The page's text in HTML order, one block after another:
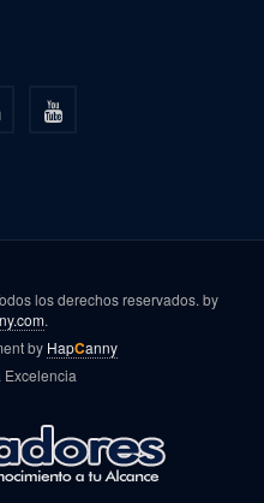
los derechos reservados. by
.
by HapCanny
Excelencia